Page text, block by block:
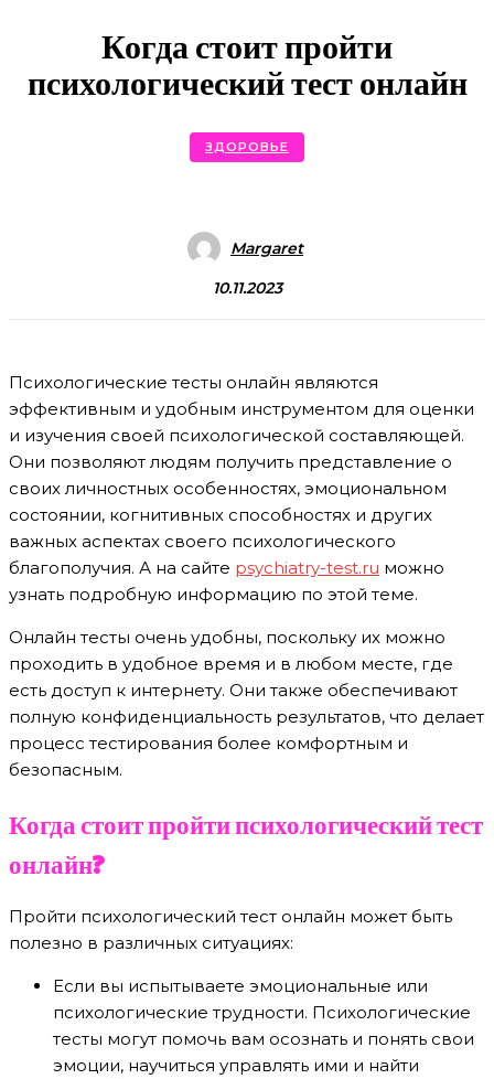
Когда стоит пройти
психологический тест онлайн
ЗДОРОВЬЕ
Margaret
10.11.2023
Психологические тесты онлайн являются
эффективным и удобным инструментом для оценки
и изучения своей психологической составляющей.
Они позволяют людям получить представление о
своих личностных особенностях, эмоциональном
состоянии, когнитивных способностях и других
важных аспектах своего психологического
благополучия. А на сайте psychiatry-test.ru можно
узнать подробную информацию по этой теме.
Онлайн тесты очень удобны, поскольку их можно
проходить в удобное время и в любом месте, где
есть доступ к интернету. Они также обеспечивают
полную конфиденциальность результатов, что делает
процесс тестирования более комфортным и
безопасным.
Когда стоит пройти психологический тест
онлайн?
Пройти психологический тест онлайн может быть
полезно в различных ситуациях:
Если вы испытываете эмоциональные или
психологические трудности. Психологические
тесты могут помочь вам осознать и понять свои
эмоции, научиться управлять ими и найти